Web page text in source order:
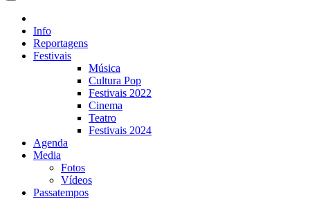
Info
Reportagens
Festivais
Música
Cultura Pop
Festivais 2022
Cinema
Teatro
Festivais 2024
Agenda
Media
Fotos
Vídeos
Passatempos